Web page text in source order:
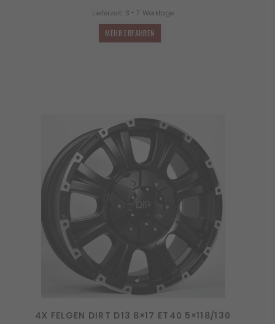
war:
1.399,00 €
Lieferzeit: 3 - 7 Werktage
MEHR ERFAHREN
4X FELGEN DIRT D13 8×17 ET40 5×118/130